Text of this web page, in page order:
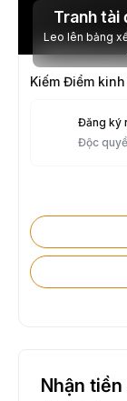
Tranh tài
Leo lên bảng xếp
Đăng ký
Độc
Nhận